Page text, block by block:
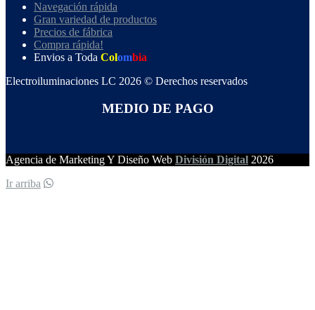
Navegación rápida
Gran variedad de productos
Precios de fábrica
Compra rápida!
Envios a Toda Colombia
Electroiluminaciones LC 2026 © Derechos reservados
MEDIO DE PAGO
Agencia de Marketing Y Diseño Web División Digital 2026
Ir arriba